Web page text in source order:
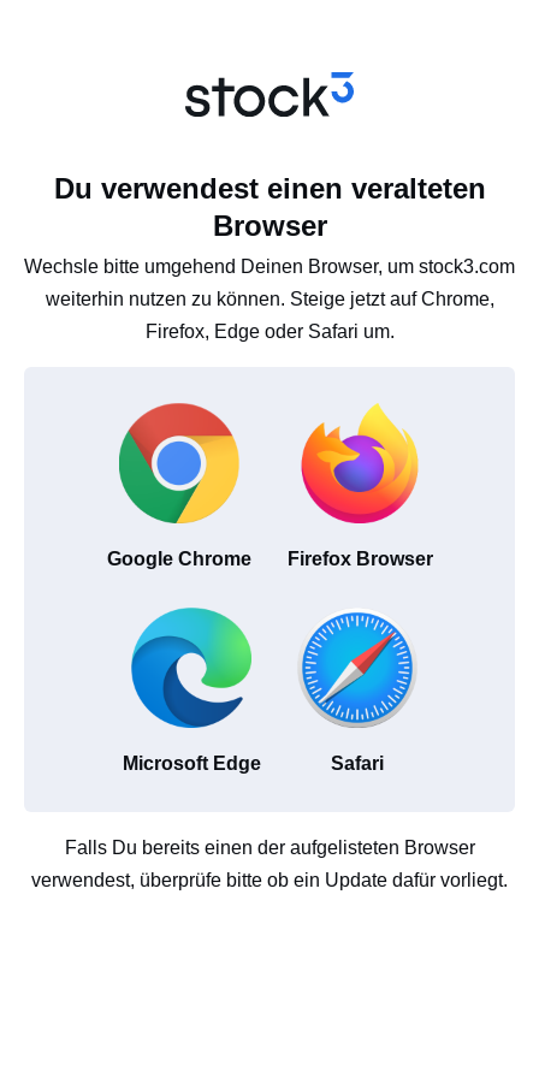
Du verwendest einen veralteten
Browser
Wechsle bitte umgehend Deinen Browser, um stock3.com
weiterhin nutzen zu können. Steige jetzt auf Chrome,
Firefox, Edge oder Safari um.
Google Chrome Firefox Browser
Microsoft Edge Safari
Falls Du bereits einen der aufgelisteten Browser
verwendest, überprüfe bitte ob ein Update dafür vorliegt.